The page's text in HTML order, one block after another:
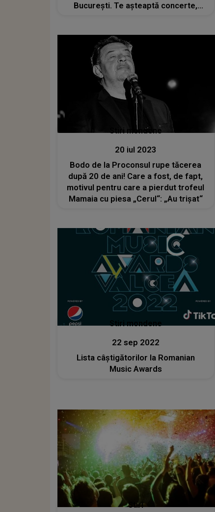
București. Te așteaptă concerte,
Stiri mondene
20 iul 2023
Bodo de la Proconsul rupe tăcerea
după 20 de ani! Care a fost, de fapt,
motivul pentru care a pierdut trofeul
Mamaia cu piesa „Cerul“: „Au trișat“
Stiri mondene
22 sep 2022
Lista câștigătorilor la Romanian
Music Awards
Stiri